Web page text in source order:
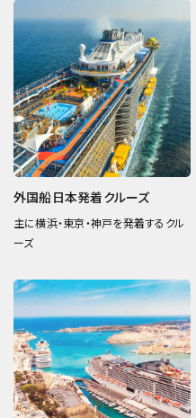
外国船日本発着クルーズ
主に横浜・東京・神戸を発着するクル
ーズ